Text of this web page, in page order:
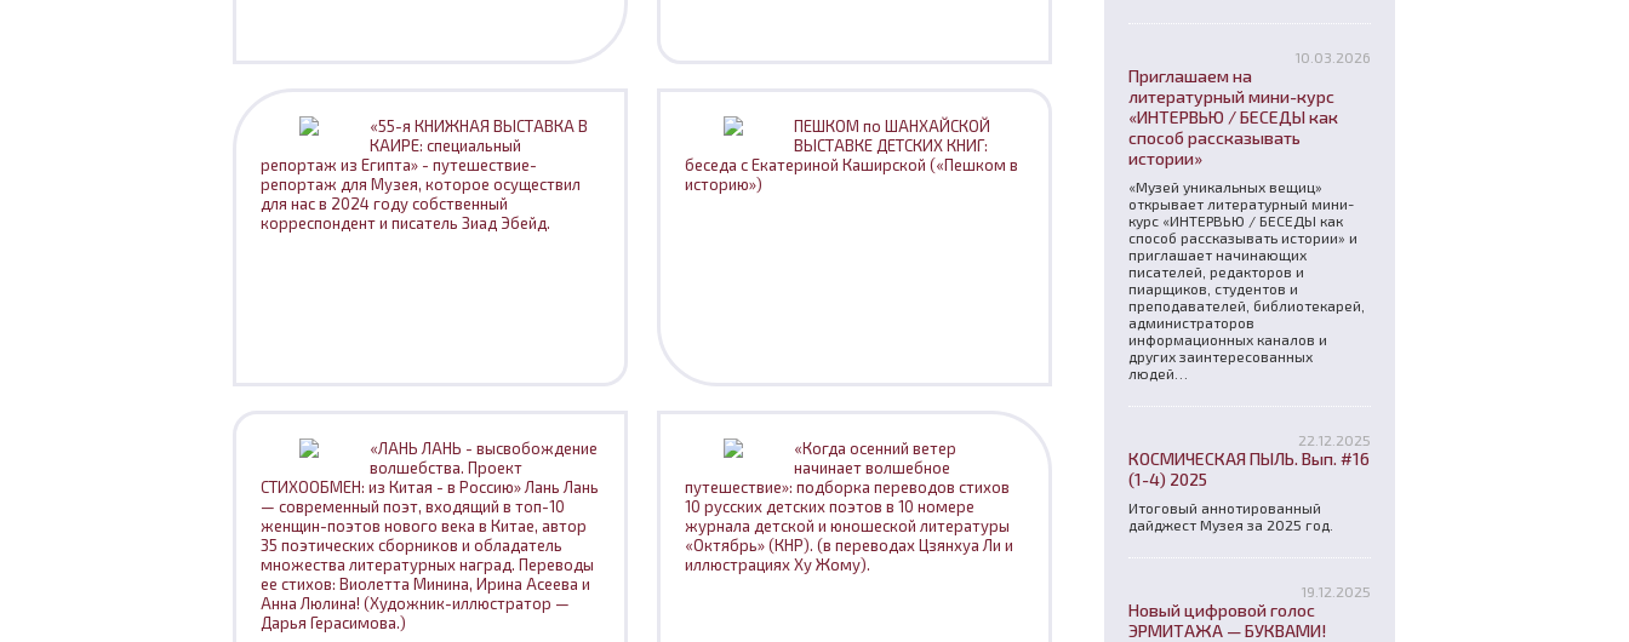
«55-я КНИЖНАЯ ВЫСТАВКА В
КАИРЕ: специальный
репортаж из Египта» - путешествие-
репортаж для Музея, которое осуществил
для нас в 2024 году собственный
корреспондент и писатель Зиад Эбейд.
ПЕШКОМ по ШАНХАЙСКОЙ
ВЫСТАВКЕ ДЕТСКИХ КНИГ:
беседа с Екатериной Каширской («Пешком в
историю»)
«ЛАНЬ ЛАНЬ - высвобождение
волшебства. Проект
СТИХООБМЕН: из Китая - в Россию» Лань Лань
— современный поэт, входящий в топ-10
женщин-поэтов нового века в Китае, автор
35 поэтических сборников и обладатель
множества литературных наград. Переводы
ее стихов: Виолетта Минина, Ирина Асеева и
Анна Люлина! (Художник-иллюстратор —
Дарья Герасимова.)
«Когда осенний ветер
начинает волшебное
путешествие»: подборка переводов стихов
10 русских детских поэтов в 10 номере
журнала детской и юношеской литературы
«Октябрь» (КНР). (в переводах Цзянхуа Ли и
иллюстрациях Ху Жому).
10.03.2026
Приглашаем на
литературный мини-курс
«ИНТЕРВЬЮ / БЕСЕДЫ как
способ рассказывать
истории»
«Музей уникальных вещиц»
открывает литературный мини-
курс «ИНТЕРВЬЮ / БЕСЕДЫ как
способ рассказывать истории» и
приглашает начинающих
писателей, редакторов и
пиарщиков, студентов и
преподавателей, библиотекарей,
администраторов
информационных каналов и
других заинтересованных
людей…
22.12.2025
КОСМИЧЕСКАЯ ПЫЛЬ. Вып. #16
(1-4) 2025
Итоговый аннотированный
дайджест Музея за 2025 год.
19.12.2025
Новый цифровой голос
ЭРМИТАЖА — БУКВАМИ!